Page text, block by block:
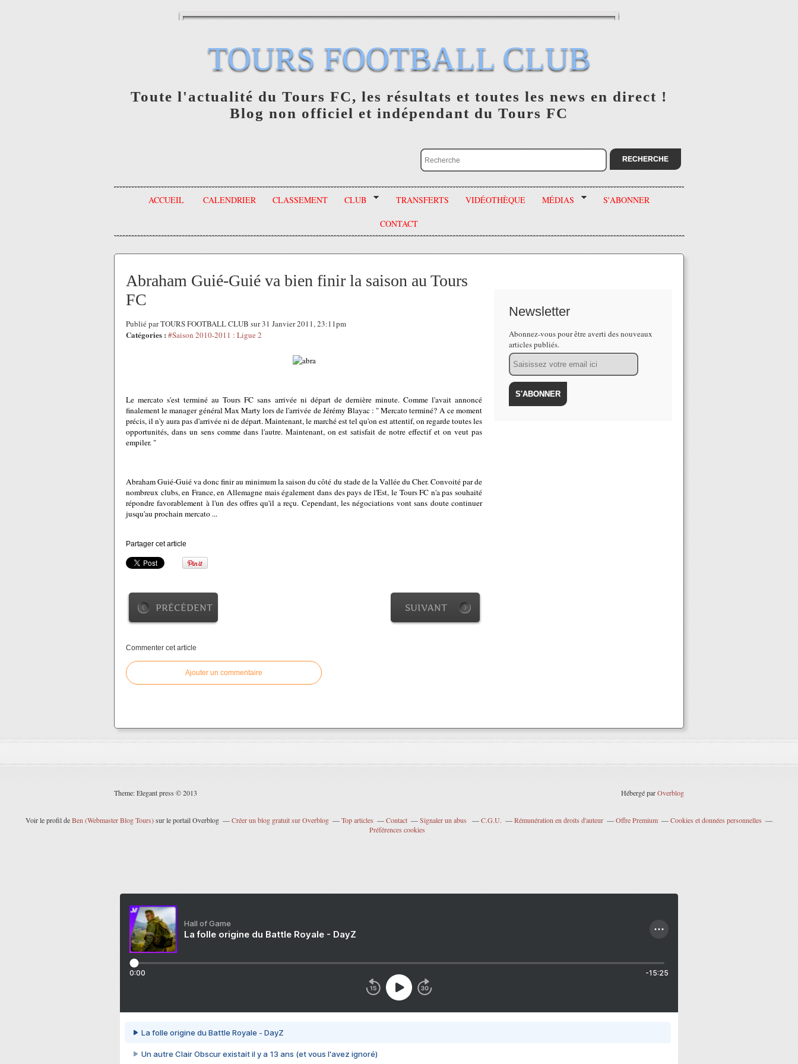
TOURS FOOTBALL CLUB
Toute l'actualité du Tours FC, les résultats et toutes les news en direct !
Blog non officiel et indépendant du Tours FC
ACCUEIL CALENDRIER CLASSEMENT CLUB TRANSFERTS VIDÉOTHÈQUE MÉDIAS S'ABONNER
CONTACT
Abraham Guié-Guié va bien finir la saison au Tours
FC
Publié par TOURS FOOTBALL CLUB sur 31 Janvier 2011, 23:11pm
Catégories : #Saison 2010-2011 : Ligue 2
Le mercato s'est terminé au Tours FC sans arrivée ni départ de dernière minute. Comme l'avait annoncé
finalement le manager général Max Marty lors de l'arrivée de Jérémy Blayac : " Mercato terminé? A ce moment
précis, il n'y aura pas d'arrivée ni de départ. Maintenant, le marché est tel qu'on est attentif, on regarde toutes les
opportunités, dans un sens comme dans l'autre. Maintenant, on est satisfait de notre effectif et on veut pas
empiler. "
Abraham Guié-Guié va donc finir au minimum la saison du côté du stade de la Vallée du Cher. Convoité par de
nombreux clubs, en France, en Allemagne mais également dans des pays de l'Est, le Tours FC n'a pas souhaité
répondre favorablement à l'un des offres qu'il a reçu. Cependant, les négociations vont sans doute continuer
jusqu'au prochain mercato ...
Partager cet article
PRÉCÉDENT SUIVANT
Commenter cet article
Ajouter un commentaire
Newsletter
Abonnez-vous pour être averti des nouveaux
articles publiés.
Email
Theme: Elegant press © 2013 Hébergé parOverblog
Voir le profil deBen (Webmaster Blog Tours)sur le portail Overblog Créer un blog gratuit sur Overblog Top articles Contact Signaler un abus C.G.U. Rémunération en droits d'auteur Offre Premium
Cookies et données personnelles
Préférences cookies
Hall of Game
La folle origine du Battle Royale - DayZ
0:00 -15:25
La folle origine du Battle Royale - DayZ
Un autre Clair Obscur existait il y a 13 ans (et vous l'avez ignoré)